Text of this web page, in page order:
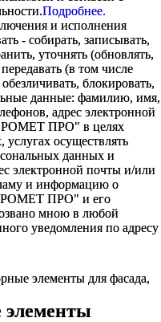
Подробнее.
и исполнения
- собирать, записывать,
уточнять (обновлять,
(в том числе
блокировать,
данные: фамилию, имя,
адрес электронной
ПРО" в целях
осуществлять
данных и
электронной почты и/или
и информацию о
ПРО" и его
мною в любой
уведомления по адресу
элементы для фасада,